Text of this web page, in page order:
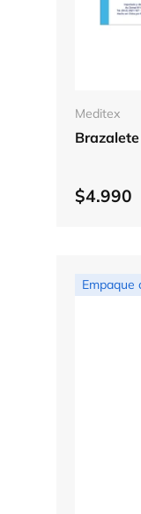
Meditex
$4.990
Empaque